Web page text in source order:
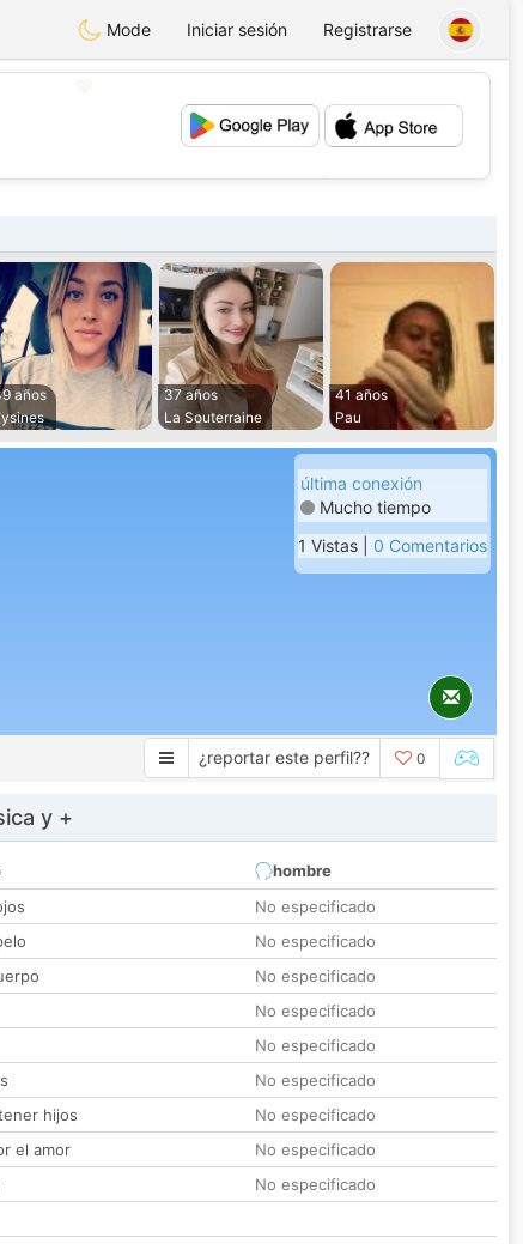
Mode Iniciar sesión Registrarse
años
37 años
La Souterraine
41 años
Pau
última conexión
Mucho tiempo
1 Vistas | 0 Comentarios
¿reportar este perfil?? 0
y +
hombre
No especificado
No especificado
No especificado
No especificado
No especificado
No especificado
hijos
No especificado
el amor
No especificado
No especificado